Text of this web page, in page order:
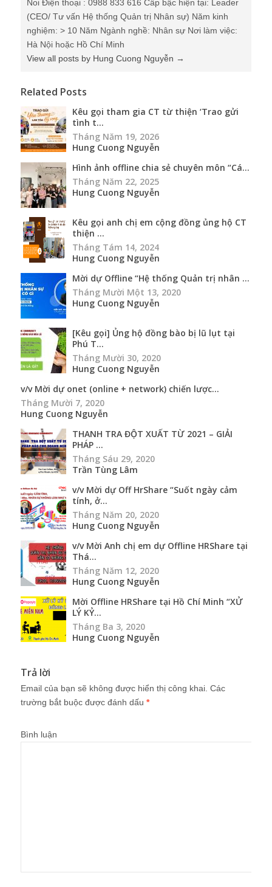
Noi Điện thoại : 0988 833 616 Cấp bậc hiện tại: Leader
(CEO/ Tư vấn Hệ thống Quản trị Nhân sự) Năm kinh
nghiệm: > 10 Năm Ngành nghề: Nhân sự Nơi làm việc:
Hà Nội hoặc Hồ Chí Minh
View all posts by Hung Cuong Nguyễn →
Related Posts
Kêu gọi tham gia CT từ thiện ‘Trao gửi
tình t...
Tháng Năm 19, 2026
Hung Cuong Nguyễn
Hình ảnh offline chia sẻ chuyên môn “Cá...
Tháng Năm 22, 2025
Hung Cuong Nguyễn
Kêu gọi anh chị em cộng đồng ủng hộ CT
thiện ...
Tháng Tám 14, 2024
Hung Cuong Nguyễn
Mời dự Offline “Hệ thống Quản trị nhân ...
Tháng Mười Một 13, 2020
Hung Cuong Nguyễn
[Kêu gọi] Ủng hộ đồng bào bị lũ lụt tại
Phú T...
Tháng Mười 30, 2020
Hung Cuong Nguyễn
v/v Mời dự onet (online + network) chiến lược...
Tháng Mười 7, 2020
Hung Cuong Nguyễn
THANH TRA ĐỘT XUẤT TỪ 2021 – GIẢI
PHÁP ...
Tháng Sáu 29, 2020
Trần Tùng Lâm
v/v Mời dự Off HrShare “Suốt ngày cảm
tính, ở...
Tháng Năm 20, 2020
Hung Cuong Nguyễn
v/v Mời Anh chị em dự Offline HRShare tại
Thá...
Tháng Năm 12, 2020
Hung Cuong Nguyễn
Mời Offline HRShare tại Hồ Chí Minh “XỬ
LÝ KỶ...
Tháng Ba 3, 2020
Hung Cuong Nguyễn
Trả lời
Email của bạn sẽ không được hiển thị công khai. Các
trường bắt buộc được đánh dấu *
Bình luận